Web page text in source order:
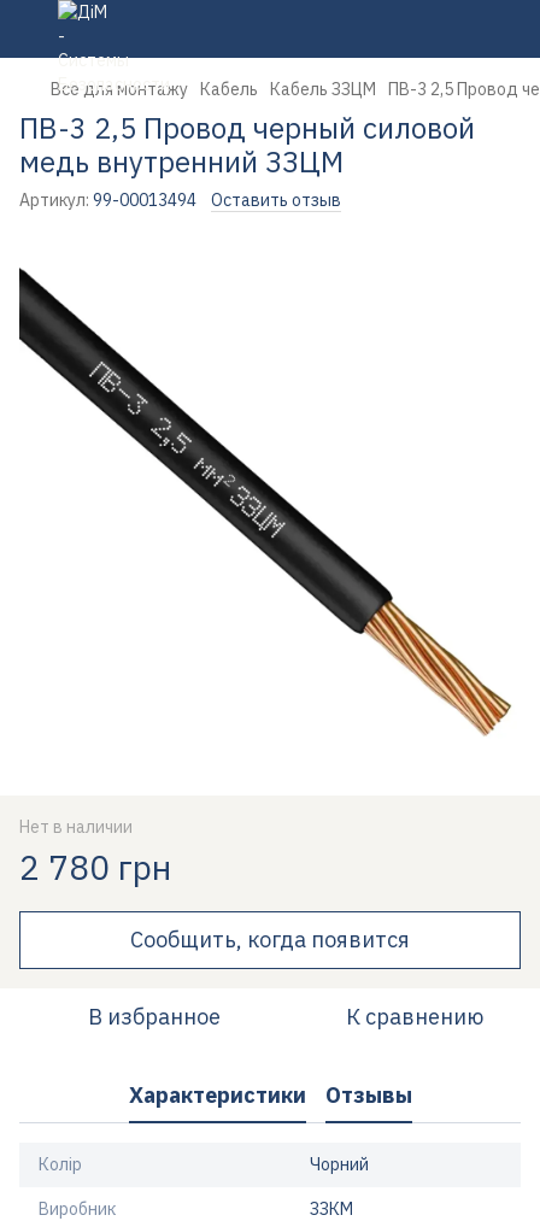
Все для монтажу Кабель Кабель ЗЗЦМ ПВ-3 2,5 Провод
ПВ-3 2,5 Провод черный силовой
медь внутренний ЗЗЦМ
Артикул: 99-00013494 Оставить отзыв
Нет в наличии
2 780 грн
Сообщить, когда появится
В избранное К сравнению
Характеристики Отзывы
Колір Чорний
Виробник ЗЗКМ